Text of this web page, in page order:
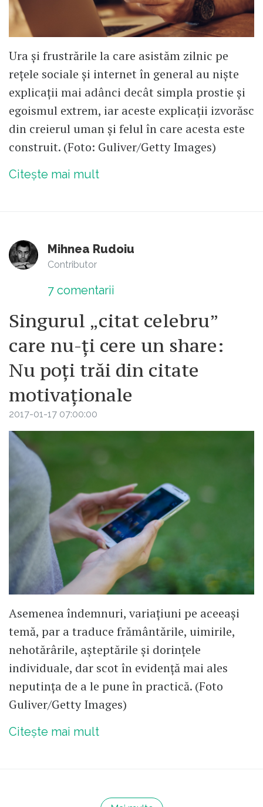
Ura și frustrările la care asistăm zilnic pe
rețele sociale și internet în general au niște
explicații mai adânci decât simpla prostie și
egoismul extrem, iar aceste explicații izvorăsc
din creierul uman și felul în care acesta este
construit. (Foto: Guliver/Getty Images)
Citește mai mult
Mihnea Rudoiu
Contributor
7 comentarii
Singurul „citat celebru”
care nu-ți cere un share:
Nu poți trăi din citate
motivaționale
2017-01-17 07:00:00
Asemenea îndemnuri, variaţiuni pe aceeaşi
temă, par a traduce frământările, uimirile,
nehotărârile, aşteptările şi dorinţele
individuale, dar scot în evidenţă mai ales
neputinţa de a le pune în practică. (Foto
Guliver/Getty Images)
Citește mai mult